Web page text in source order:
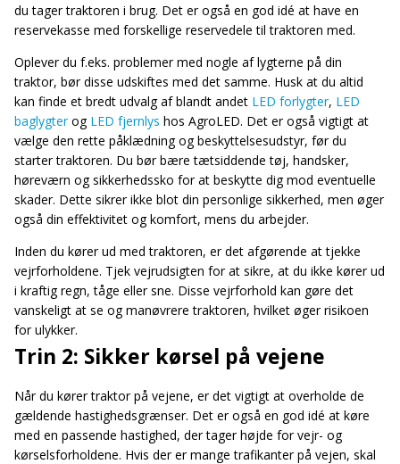
du tager traktoren i brug. Det er også en god idé at have en
reservekasse med forskellige reservedele til traktoren med.
Oplever du f.eks. problemer med nogle af lygterne på din
traktor, bør disse udskiftes med det samme. Husk at du altid
kan finde et bredt udvalg af blandt andet LED forlygter, LED
baglygterog LED fjernlys hos AgroLED. Det er også vigtigt at
vælge den rette påklædning og beskyttelsesudstyr, før du
starter traktoren. Du bør bære tætsiddende tøj, handsker,
høreværn og sikkerhedssko for at beskytte dig mod eventuelle
skader. Dette sikrer ikke blot din personlige sikkerhed, men øger
også din effektivitet og komfort, mens du arbejder.
Inden du kører ud med traktoren, er det afgørende at tjekke
vejrforholdene. Tjek vejrudsigten for at sikre, at du ikke kører ud
i kraftig regn, tåge eller sne. Disse vejrforhold kan gøre det
vanskeligt at se og manøvrere traktoren, hvilket øger risikoen
for ulykker.
Trin 2: Sikker kørsel på vejene
Når du kører traktor på vejene, er det vigtigt at overholde de
gældende hastighedsgrænser. Det er også en god idé at køre
med en passende hastighed, der tager højde for vejr- og
kørselsforholdene. Hvis der er mange trafikanter på vejen, skal